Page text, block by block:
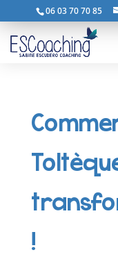
06 03 70 70 85
!